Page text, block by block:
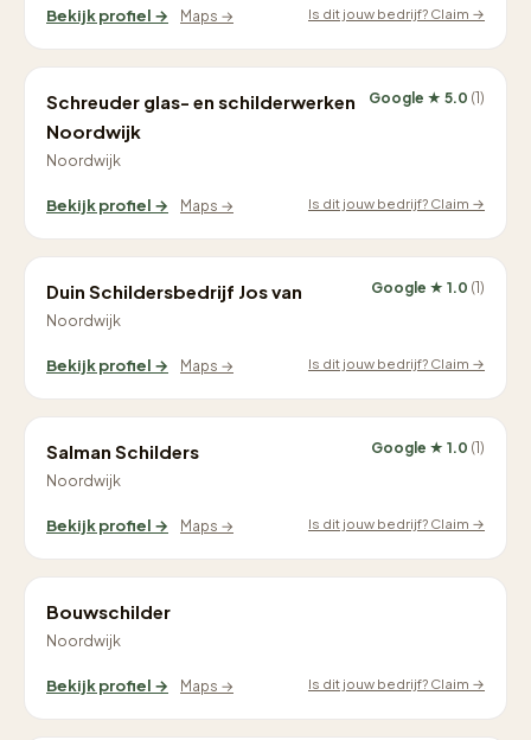
Bekijk profiel → Maps → Is dit jouw bedrijf? Claim →
Schreuder glas- en schilderwerken
Noordwijk
Noordwijk
Google ★ 5.0 (1)
Bekijk profiel → Maps → Is dit jouw bedrijf? Claim →
Duin Schildersbedrijf Jos van
Noordwijk
Google ★ 1.0 (1)
Bekijk profiel → Maps → Is dit jouw bedrijf? Claim →
Salman Schilders
Noordwijk
Google ★ 1.0 (1)
Bekijk profiel → Maps → Is dit jouw bedrijf? Claim →
Bouwschilder
Noordwijk
Bekijk profiel → Maps → Is dit jouw bedrijf? Claim →